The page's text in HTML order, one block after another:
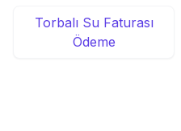
Torbalı Su Faturası
Ödeme